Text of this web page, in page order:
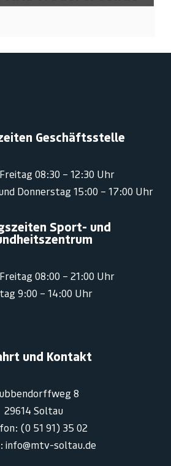
Geschäftsstelle
08:30 – 12:30 Uhr
Donnerstag 15:00 – 17:00 Uhr
Sport- und
08:00 – 21:00 Uhr
9:00 – 14:00 Uhr
und Kontakt
8
29614 Soltau
(0 51 91) 35 02
info@mtv-soltau.de